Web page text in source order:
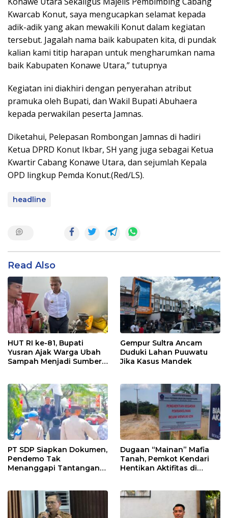
Kwarcab Konut, saya mengucapkan selamat kepada
adik-adik yang akan mewakili Konut dalam kegiatan
tersebut. Jagalah nama baik kabupaten kita, di pundak
kalian kami titip harapan untuk mengharumkan nama
baik Kabupaten Konawe Utara,” tutupnya
Kegiatan ini diakhiri dengan penyerahan atribut
pramuka oleh Bupati, dan Wakil Bupati Abuhaera
kepada perwakilan peserta Jamnas.
Diketahui, Pelepasan Rombongan Jamnas di hadiri
Ketua DPRD Konut Ikbar, SH yang juga sebagai Ketua
Kwartir Cabang Konawe Utara, dan sejumlah Kepala
OPD lingkup Pemda Konut.(Red/LS).
headline
Read Also
HUT RI ke-81, Bupati
Yusran Ajak Warga Ubah
Sampah Menjadi Sumber
Gempur Sultra Ancam
Duduki Lahan Puuwatu
Jika Kasus Mandek
PT SDP Siapkan Dokumen,
Pendemo Tak
Menanggapi Tantangan
Dugaan “Mainan” Mafia
Tanah, Pemkot Kendari
Hentikan Aktifitas di